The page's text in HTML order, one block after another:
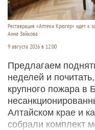
Реставрация «Аптеки Крюгер» идет к
Анна Зайкова
9 августа 2026 в 12:00
Предлагаем
неделей и
крупного пожара в
Алтайском крае и
собрали комплект